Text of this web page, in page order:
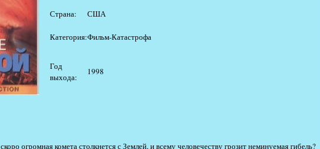
Страна: США
Категория:Фильм-Катастрофа
Год
выхода:
1998
огромная комета столкнется с Землей, и всему человечеству грозит неминуемая гибель?